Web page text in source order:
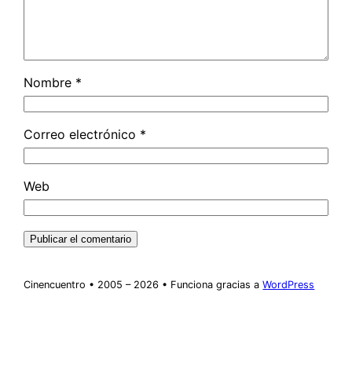
Nombre *
Correo electrónico *
Web
Cinencuentro • 2005 – 2026 • Funciona gracias aWordPress